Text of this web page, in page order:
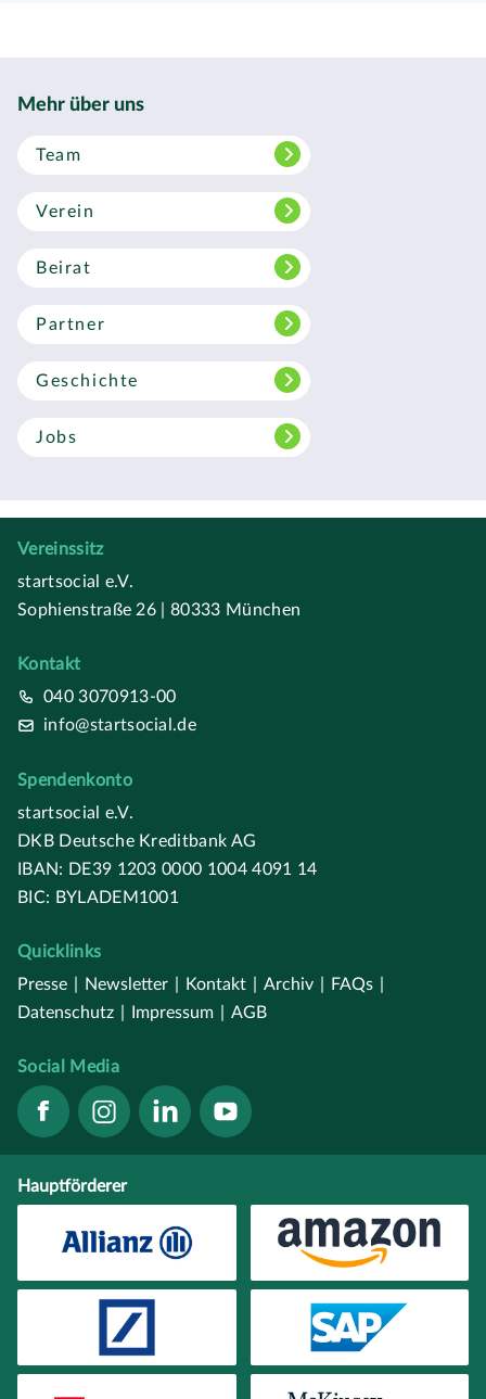
Mehr über uns
Team
Verein
Beirat
Partner
Geschichte
Jobs
Vereinssitz
startsocial e.V.
Sophienstraße 26 | 80333 München
Kontakt
040 3070913-00
info@startsocial.de
Spendenkonto
startsocial e.V.
DKB Deutsche Kreditbank AG
IBAN: DE39 1203 0000 1004 4091 14
BIC: BYLADEM1001
Quicklinks
Presse
Newsletter Kontakt Archiv FAQs
Datenschutz
Impressum AGB
Social Media
Hauptförderer